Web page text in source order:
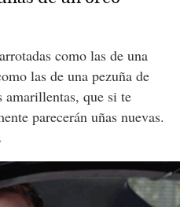
como las de una
las de una pezuña de
amarillentas, que si te
parecerán uñas nuevas.